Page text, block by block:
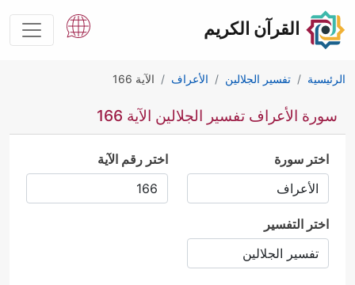
القرآن الكريم
الرئيسية تفسير الجلالين الأعراف الآية 166
سورة الأعراف تفسير الجلالين الآية 166
اختر سورة اختر رقم الآية
اختر التفسير